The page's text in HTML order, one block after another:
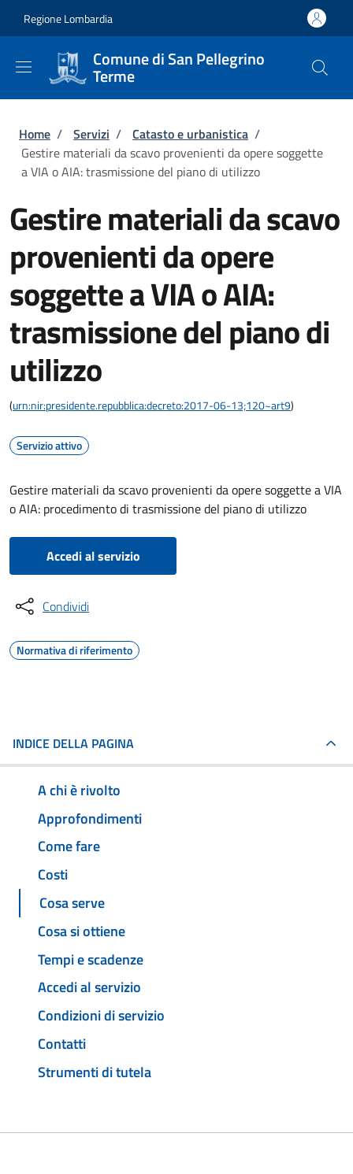
Regione Lombardia
Comune di San Pellegrino
Terme
Briciole di pane
Home / Servizi / Catasto e urbanistica /
Gestire materiali da scavo provenienti da opere soggette
a VIA o AIA: trasmissione del piano di utilizzo
Gestire materiali da scavo
provenienti da opere
soggette a VIA o AIA:
trasmissione del piano di
utilizzo
(urn:nir:presidente.repubblica:decreto:2017-06-13;120~art9)
Servizio attivo
Gestire materiali da scavo provenienti da opere soggette a VIA
o AIA: procedimento di trasmissione del piano di utilizzo
Accedi al servizio
Condividi
Normativa di riferimento
INDICE DELLA PAGINA
A chi è rivolto
Approfondimenti
Come fare
Costi
Cosa serve
Cosa si ottiene
Tempi e scadenze
Accedi al servizio
Condizioni di servizio
Contatti
Strumenti di tutela